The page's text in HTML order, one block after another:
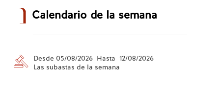
Calendario de la semana
Desde 05/08/2026 Hasta 12/08/2026
Las subastas de la semana